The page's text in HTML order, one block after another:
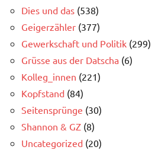
Dies und das (538)
Geigerzähler (377)
Gewerkschaft und Politik (299)
Grüsse aus der Datscha (6)
Kolleg_innen (221)
Kopfstand (84)
Seitensprünge (30)
Shannon & GZ (8)
Uncategorized (20)